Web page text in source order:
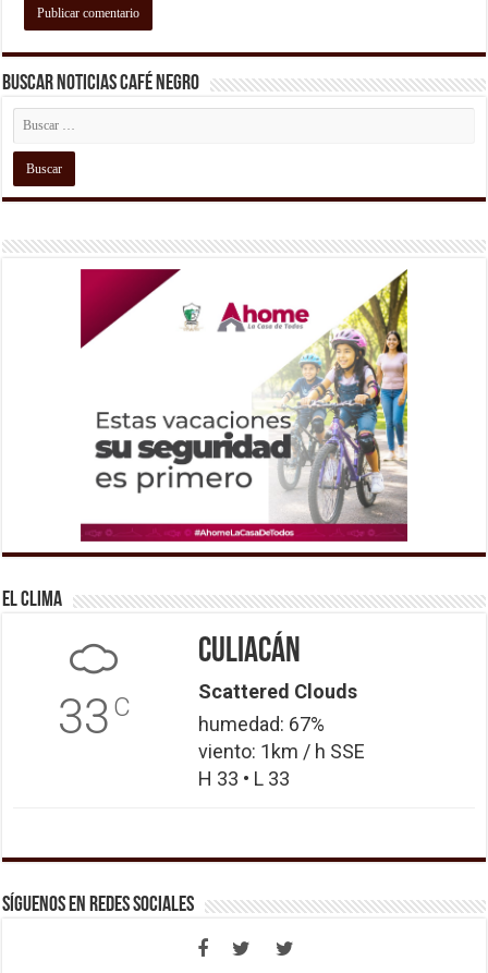
Buscar Noticias Café Negro
El Clima
33 C
Culiacán
Scattered Clouds
humedad: 67%
viento: 1km / h SSE
H 33 • L 33
Síguenos en Redes Sociales